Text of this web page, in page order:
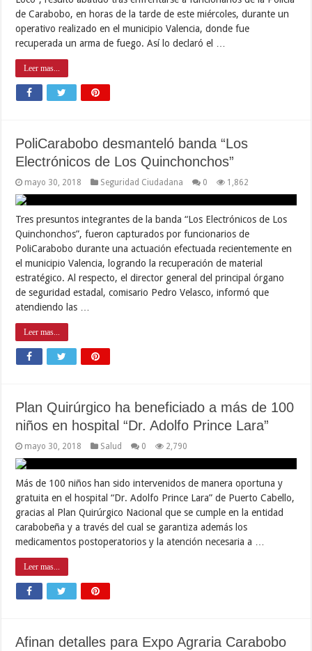
de Carabobo, en horas de la tarde de este miércoles, durante un
operativo realizado en el municipio Valencia, donde fue
recuperada un arma de fuego. Así lo declaró el …
Leer mas...
PoliCarabobo desmanteló banda “Los
Electrónicos de Los Quinchonchos”
mayo 30, 2018 Seguridad Ciudadana 0 1,862
Tres presuntos integrantes de la banda “Los Electrónicos de Los
Quinchonchos”, fueron capturados por funcionarios de
PoliCarabobo durante una actuación efectuada recientemente en
el municipio Valencia, logrando la recuperación de material
estratégico. Al respecto, el director general del principal órgano
de seguridad estadal, comisario Pedro Velasco, informó que
atendiendo las …
Leer mas...
Plan Quirúrgico ha beneficiado a más de 100
niños en hospital “Dr. Adolfo Prince Lara”
mayo 30, 2018 Salud 0 2,790
Más de 100 niños han sido intervenidos de manera oportuna y
gratuita en el hospital “Dr. Adolfo Prince Lara” de Puerto Cabello,
gracias al Plan Quirúrgico Nacional que se cumple en la entidad
carabobeña y a través del cual se garantiza además los
medicamentos postoperatorios y la atención necesaria a …
Leer mas...
Afinan detalles para Expo Agraria Carabobo